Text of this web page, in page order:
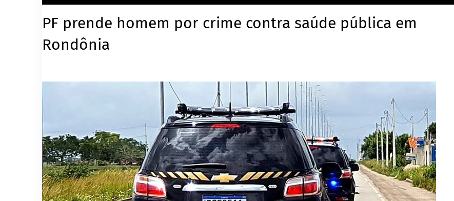
PF prende homem por crime contra saúde pública em
Rondônia